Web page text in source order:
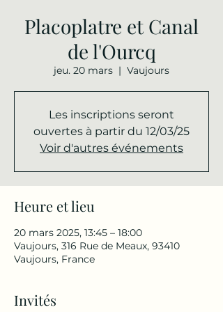
Placoplatre et Canal
de l'Ourcq
jeu. 20 mars
  |
Vaujours
Les inscriptions seront
ouvertes à partir du 12/03/25
Voir d'autres événements
Heure et lieu
20 mars 2025, 13:45 – 18:00
Vaujours, 316 Rue de Meaux, 93410
Vaujours, France
Invités